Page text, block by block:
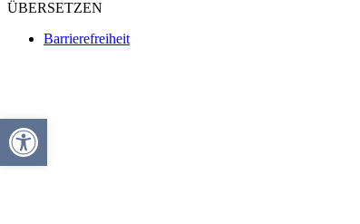
ÜBERSETZEN
Barrierefreiheit
Werkzeugleiste öffnen